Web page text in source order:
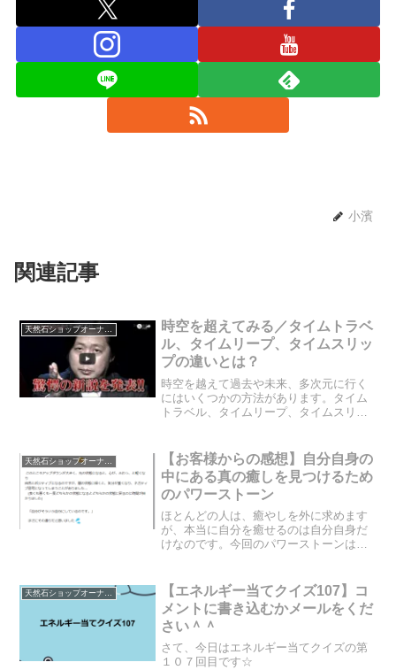
小濱
関連記事
時空を超えてみる／タイムトラベ
ル、タイムリープ、タイムスリッ
プの違いとは？
時空を越えて過去や未来、多次元に行く
にはいくつかの方法があります。タイム
トラベル、タイムリープ、タイムスリッ
か？今回、とても面白い動画をご紹介し
ていますが、私なりに一番簡...
【お客様からの感想】自分自身の
中にある真の癒しを見つけるため
のパワーストーン
ほとんどの人は、癒やしを外に求めます
が、本当に自分を癒せるのは自分自身だ
けなのです。今回のパワーストーンは、
天然石ショップオーナーのブログ
【エネルギー当てクイズ107】コ
メントに書き込むかメールをくだ
さい＾＾
さて、今日はエネルギー当てクイズの第
１０７回目です☆